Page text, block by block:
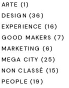
ARTE (1)
DESIGN (36)
EXPERIENCE (16)
GOOD MAKERS (7)
MARKETING (6)
MEGA CITY (25)
NON CLASSÉ (15)
PEOPLE (19)